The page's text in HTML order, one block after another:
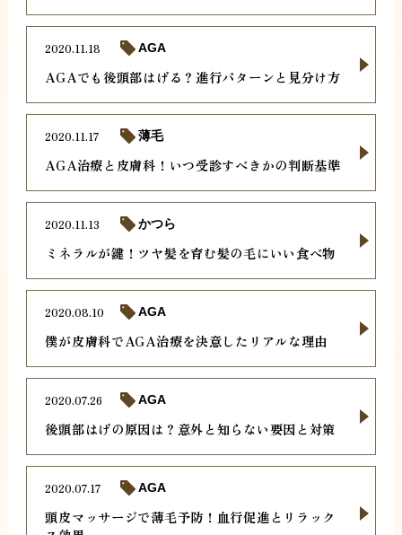
AGAでも後頭部はげる？進行パターンと見分け方
2020.11.18 AGA
AGA治療と皮膚科！いつ受診すべきかの判断基準
2020.11.17 薄毛
ミネラルが鍵！ツヤ髪を育む髪の毛にいい食べ物
2020.11.13 かつら
僕が皮膚科でAGA治療を決意したリアルな理由
2020.08.10 AGA
後頭部はげの原因は？意外と知らない要因と対策
2020.07.26 AGA
頭皮マッサージで薄毛予防！血行促進とリラック
2020.07.17 AGA